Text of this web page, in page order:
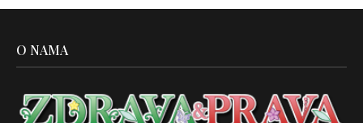
O NAMA